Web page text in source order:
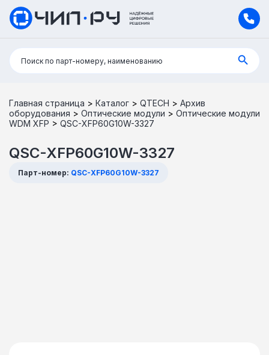
Поиск:
Поиск по парт-номеру, наименованию
Главная страница > Каталог > QTECH > Архив
оборудования > Оптические модули > Оптические модули
WDM XFP > QSC-XFP60G10W-3327
QSC-XFP60G10W-3327
Парт-номер: QSC-XFP60G10W-3327